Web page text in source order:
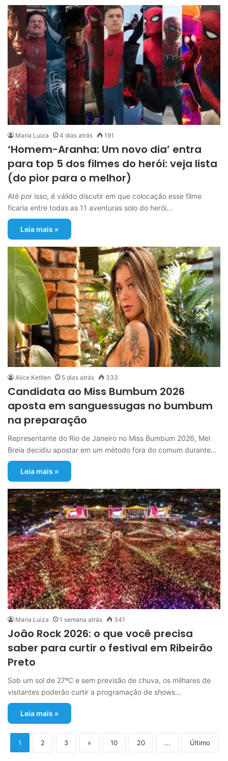
Maria Luiza 4 dias atrás 191
‘Homem-Aranha: Um novo dia’ entra
para top 5 dos filmes do herói: veja lista
(do pior para o melhor)
Até por isso, é válido discutir em que colocação esse filme
ficaria entre todas as 11 aventuras solo do herói…
Leia mais »
Alice Ketllen 5 dias atrás 333
Candidata ao Miss Bumbum 2026
aposta em sanguessugas no bumbum
na preparação
Representante do Rio de Janeiro no Miss Bumbum 2026, Mel
Breia decidiu apostar em um método fora do comum durante…
Leia mais »
Maria Luiza 1 semana atrás 341
João Rock 2026: o que você precisa
saber para curtir o festival em Ribeirão
Preto
Sob um sol de 27ºC e sem previsão de chuva, os milhares de
visitantes poderão curtir a programação de shows…
Leia mais »
1 2 3 » 10 20 ... Último